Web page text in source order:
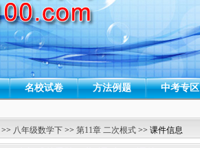
名校试卷 方法例题 中考专区
>> 八年级数学下 >> 第11章 二次根式 >> 课件信息